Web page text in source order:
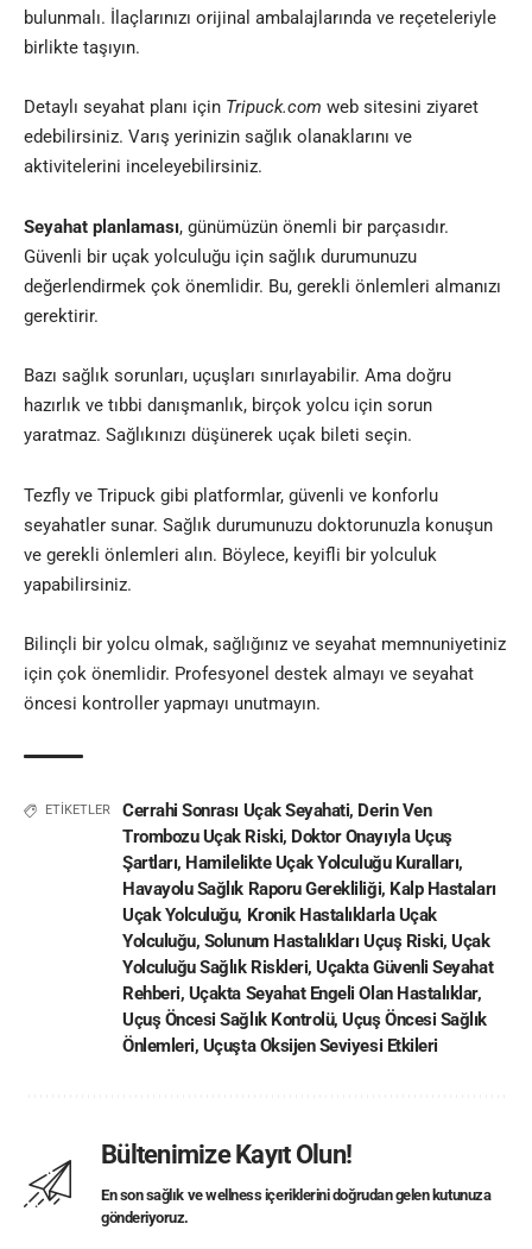
bulunmalı. İlaçlarınızı orijinal ambalajlarında ve reçeteleriyle
birlikte taşıyın.
Detaylı seyahat planı için Tripuck.com web sitesini ziyaret
edebilirsiniz. Varış yerinizin sağlık olanaklarını ve
aktivitelerini inceleyebilirsiniz.
Seyahat planlaması, günümüzün önemli bir parçasıdır.
Güvenli bir uçak yolculuğu için sağlık durumunuzu
değerlendirmek çok önemlidir. Bu, gerekli önlemleri almanızı
gerektirir.
Bazı sağlık sorunları, uçuşları sınırlayabilir. Ama doğru
hazırlık ve tıbbi danışmanlık, birçok yolcu için sorun
yaratmaz. Sağlıkınızı düşünerek uçak bileti seçin.
Tezfly ve Tripuck gibi platformlar, güvenli ve konforlu
seyahatler sunar. Sağlık durumunuzu doktorunuzla konuşun
ve gerekli önlemleri alın. Böylece, keyifli bir yolculuk
yapabilirsiniz.
Bilinçli bir yolcu olmak, sağlığınız ve seyahat memnuniyetiniz
için çok önemlidir. Profesyonel destek almayı ve seyahat
öncesi kontroller yapmayı unutmayın.
ETİKETLER Cerrahi Sonrası Uçak Seyahati, Derin Ven
Trombozu Uçak Riski, Doktor Onayıyla Uçuş
Şartları, Hamilelikte Uçak Yolculuğu Kuralları,
Havayolu Sağlık Raporu Gerekliliği, Kalp Hastaları
Uçak Yolculuğu, Kronik Hastalıklarla Uçak
Yolculuğu, Solunum Hastalıkları Uçuş Riski,Uçak
Yolculuğu Sağlık Riskleri,Uçakta Güvenli Seyahat
Rehberi, Uçakta Seyahat Engeli Olan Hastalıklar,
Uçuş Öncesi Sağlık Kontrolü,Uçuş Öncesi Sağlık
Önlemleri, Uçuşta Oksijen Seviyesi Etkileri
Bültenimize Kayıt Olun!
En son sağlık ve wellness içeriklerini doğrudan gelen kutunuza
gönderiyoruz.